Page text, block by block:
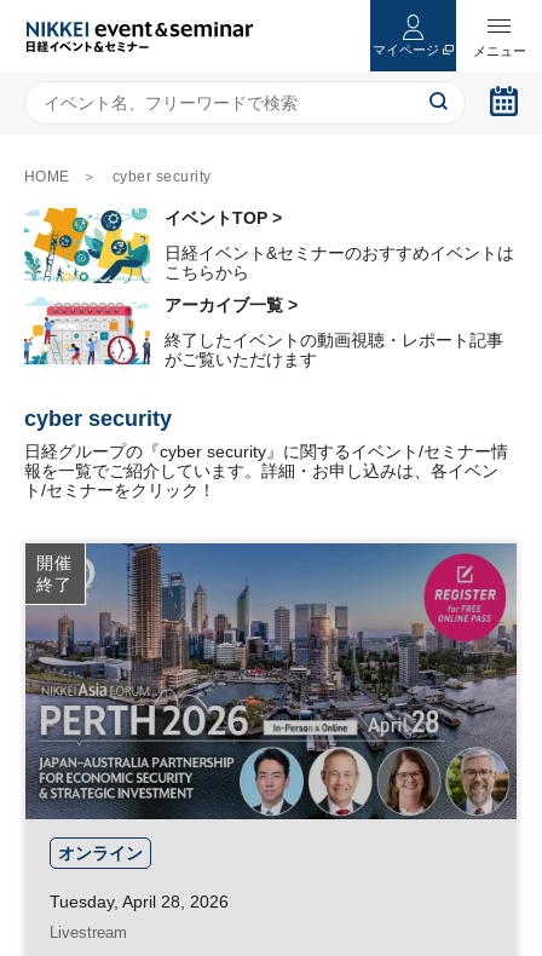
マイページ
HOME cyber security
イベントTOP >
日経イベント&セミナーのおすすめイベントは
こちらから
アーカイブ一覧 >
終了したイベントの動画視聴・レポート記事
がご覧いただけます
cyber security
日経グループの『cyber security』に関するイベント/セミナー情
報を一覧でご紹介しています。詳細・お申し込みは、各イベン
ト/セミナーをクリック！
開催
終了
オンライン
Tuesday, April 28, 2026
Livestream